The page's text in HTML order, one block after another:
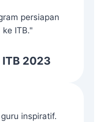
persiapan
ITB."
2023
inspiratif.